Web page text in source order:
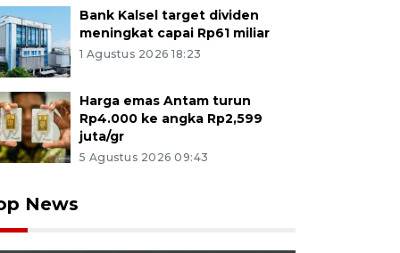
Bank Kalsel target dividen
meningkat capai Rp61 miliar
1 Agustus 2026 18:23
Harga emas Antam turun
Rp4.000 ke angka Rp2,599
juta/gr
5 Agustus 2026 09:43
News